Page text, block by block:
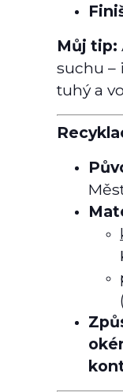
Můj tip:
suchu –
tuhý a